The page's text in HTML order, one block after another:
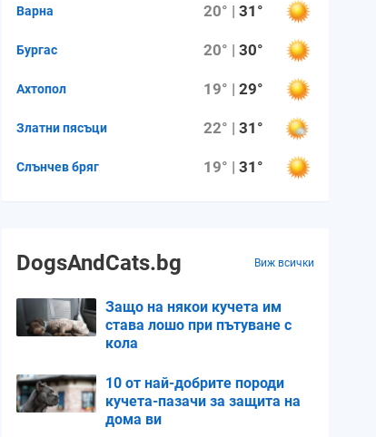
Варна 20° |31°
Бургас 20° |30°
Ахтопол 19° |29°
Златни пясъци 22° |31°
Слънчев бряг 19° |31°
DogsAndCats.bg Виж всички
Защо на някои кучета им
става лошо при пътуване с
кола
10 от най-добрите породи
кучета-пазачи за защита на
дома ви